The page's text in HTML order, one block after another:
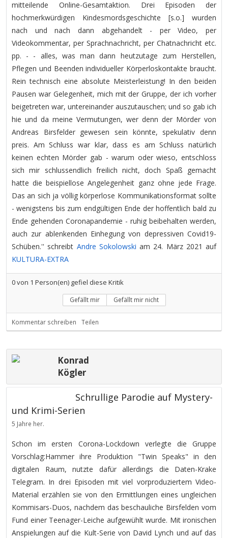
mitteilende Online-Gesamtaktion. Drei Episoden der
hochmerkwürdigen Kindesmordsgeschichte [s.o.] wurden
nach und nach dann abgehandelt - per Video, per
Videokommentar, per Sprachnachricht, per Chatnachricht etc.
pp. - - alles, was man dann heutzutage zum Herstellen,
Pflegen und Beenden individueller Körperloskontakte braucht.
Rein technisch eine absolute Meisterleistung! In den beiden
Pausen war Gelegenheit, mich mit der Gruppe, der ich vorher
beigetreten war, untereinander auszutauschen; und so gab ich
hie und da meine Vermutungen, wer denn der Mörder von
Andreas Birsfelder gewesen sein könnte, spekulativ denn
preis. Am Schluss war klar, dass es am Schluss natürlich
keinen echten Mörder gab - warum oder wieso, entschloss
sich mir schlussendlich freilich nicht, doch Spaß gemacht
hatte die beispiellose Angelegenheit ganz ohne jede Frage.
Das an sich ja völlig körperlose Kommunikationsformat sollte
- wenigstens bis zum endgültigen Ende der hoffentlich bald zu
Ende gehenden Coronapandemie - ruhig beibehalten werden,
auch zur ablenkenden Einhegung von depressiven Covid19-
Schüben.'' schreibt Andre Sokolowski am 24. März 2021 auf
KULTURA-EXTRA
0von 1 Person(en) gefiel diese Kritik
Gefällt mir Gefällt mir nicht
Kommentar schreiben Teilen
Konrad
Kögler
Schrullige Parodie auf Mystery-
und Krimi-Serien
5 Jahre her.
Schon im ersten Corona-Lockdown verlegte die Gruppe
Vorschlag:Hammer ihre Produktion "Twin Speaks" in den
digitalen Raum, nutzte dafür allerdings die Daten-Krake
Telegram. In drei Episoden mit viel vorproduziertem Video-
Material erzählen sie von den Ermittlungen eines ungleichen
Kommisars-Duos, nachdem das beschauliche Birsfelden vom
Fund einer Teenager-Leiche aufgewühlt wurde. Mit ironischen
Anspielungen auf die Kult-Serie von David Lynch und auf das